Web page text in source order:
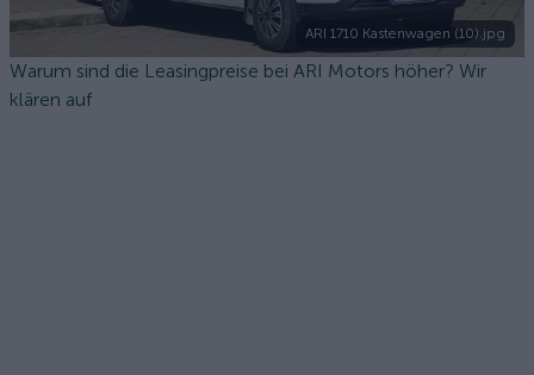
ARI 1710 Kastenwagen (10).jpg
Warum sind die Leasingpreise bei ARI Motors höher? Wir
klären auf